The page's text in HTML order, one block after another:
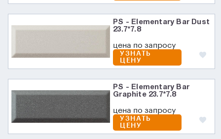
PS - Elementary Bar Dust
23.7*7.8
цена по запросу
УЗНАТЬ
ЦЕНУ
PS - Elementary Bar
Graphite 23.7*7.8
цена по запросу
УЗНАТЬ
ЦЕНУ